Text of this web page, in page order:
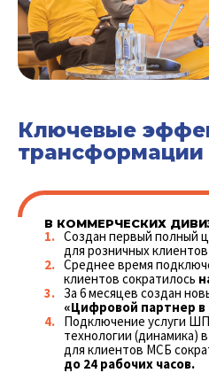
Ключевые
трансформации
В КОММЕРЧЕСКИХ
Создан первый полный
для розничных
Среднее время
клиентов сократилось
За 6 месяцев создан
«Цифровой партнер в
Подключение услуги
технологии (динамика)
для клиентов МСБ
до 24 рабочих часов.